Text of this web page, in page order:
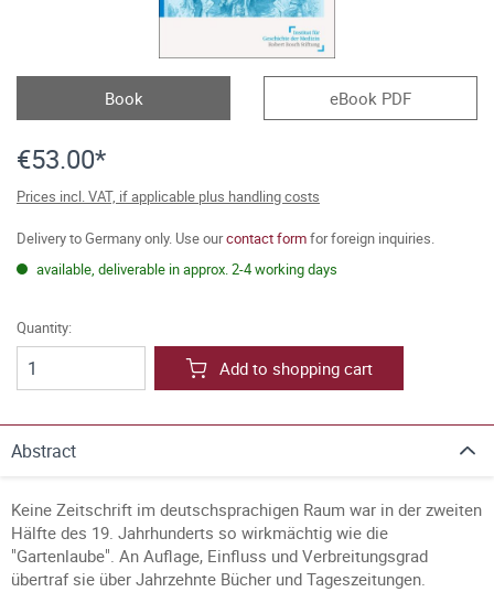
Book eBook PDF
€53.00*
Prices incl. VAT, if applicable plus handling costs
Delivery to Germany only. Use ourcontact formfor foreign inquiries.
available, deliverable in approx. 2-4 working days
Quantity:
Add to shopping cart
Abstract
Keine Zeitschrift im deutschsprachigen Raum war in der zweiten
Hälfte des 19. Jahrhunderts so wirkmächtig wie die
"Gartenlaube". An Auflage, Einfluss und Verbreitungsgrad
übertraf sie über Jahrzehnte Bücher und Tageszeitungen.